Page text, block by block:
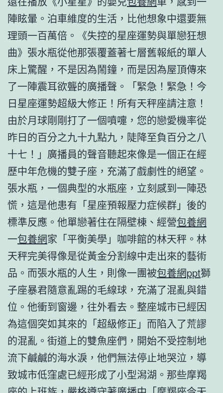
陣眩暈。泊車維度的生活，比他想象中還要無
理頭一百萬倍。《失控的星座運勢與單戀狂想
曲》張水瓶從他那張覆蓋著七層舊報紙的單人
床上驚醒，不是因為鬧鐘，而是因為屋頂傳來
了一陣震耳欲聾的廣播聲。「緊急！緊急！今
日星座運勢超級大修正！所有天秤座請注意！
由於月球剛剛打了一個噴嚏，您的戀愛機率從
昨日的百分之九十九點九，陡降至負百分之八
十七！」廣播員的聲音聽起來像是一個正在經
歷中年危機的雙子座，充滿了戲劇性的絕望。
張水瓶，一個典型的水瓶座，立刻感到一陣恐
慌，這是他患有「星座預報壓力症候群」後的
標準反應。他單戀著住在隔壁棟、經營包養網
一包養網家「平衡美學」咖啡館的林天秤。林
天秤完美得像是從黃金分割線中走出來的藝術
品。而張水瓶的人生，則像一團被包養網ppt獅
子座暴君隨意亂踢的毛線球，充滿了混亂與錯
位。他衝到窗邊，往外看去。整座城市已經因
為這個突如其來的「超級修正」而陷入了荒謬
的混亂。街道上的雙魚座們，開始不受控制地
流下鹹鹹的海水淚，他們無法停止地哭泣，導
致城市低窪處已經形成了小型潟湖。那些摩羯